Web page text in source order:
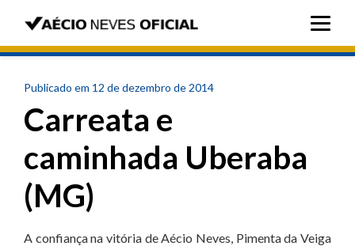
Publicado em 12 de dezembro de 2014
Carreata e
caminhada Uberaba
(MG)
A confiança na vitória de Aécio Neves, Pimenta da Veiga